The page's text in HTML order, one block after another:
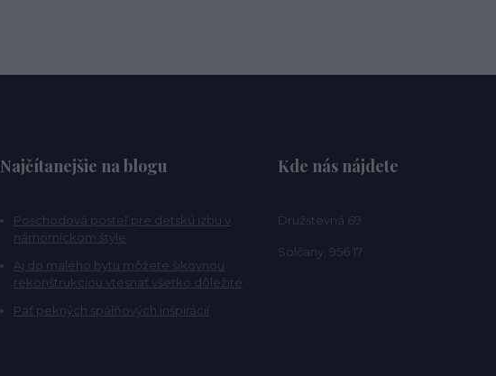
Najčítanejšie na blogu
Poschodová posteľ pre detskú izbu v
námorníckom štýle
Aj do malého bytu môžete šikovnou
rekonštrukciou vtesnať všetko dôležité
Päť pekných spálňových inšpirácií
Kde nás nájdete
Družstevná 69
Solčany, 956 17